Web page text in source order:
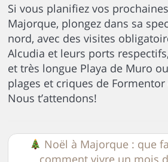
Si vous planifiez vos
Majorque, plongez dans sa
nord, avec des visites
Alcudia et leurs ports
et très longue Playa de Muro
plages et criques de Formentor
Nous t’attendons!
Noël à Majorque : que
comment vivre un mois